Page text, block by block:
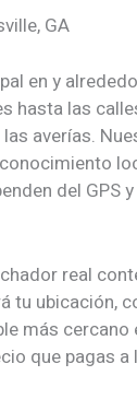
GA
en y
hasta las
averías.
del GPS
real
tu ubicación,
más cercano
que pagas a